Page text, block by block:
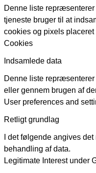
Denne liste
tjeneste bruger til at
cookies og pixels placeret
Cookies
Indsamlede data
Denne liste
eller gennem brugen af
User preferences and
Retligt grundlag
I det følgende angives
behandling af data.
Legitimate Interest under